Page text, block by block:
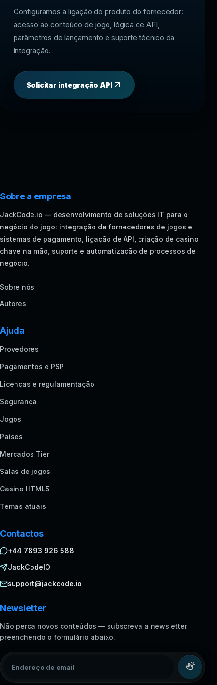
Configuramos a ligação do produto do fornecedor:
acesso ao conteúdo de jogo, lógica de API,
parâmetros de lançamento e suporte técnico da
integração.
Solicitar integração API
Sobre a empresa
JackCode.io — desenvolvimento de soluções IT para o
negócio do jogo: integração de fornecedores de jogos e
sistemas de pagamento, ligação de API, criação de casino
chave na mão, suporte e automatização de processos de
negócio.
Sobre nós
Autores
Ajuda
Provedores
Pagamentos e PSP
Licenças e regulamentação
Segurança
Jogos
Países
Mercados Tier
Salas de jogos
Casino HTML5
Temas atuais
Contactos
+44 7893 926 588
JackCodeIO
support@jackcode.io
Newsletter
Não perca novos conteúdos — subscreva a newsletter
preenchendo o formulário abaixo.